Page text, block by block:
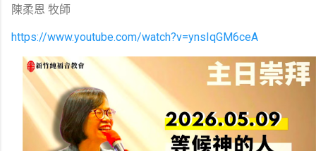
陳柔恩 牧師
https://www.youtube.com/watch?v=ynsIqGM6ceA